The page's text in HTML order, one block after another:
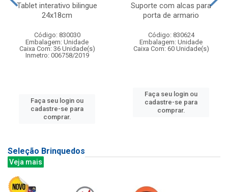
Tablet interativo bilingue
24x18cm
Código: 830030
Embalagem: Unidade
Caixa Com: 36 Unidade(s)
Inmetro: 006758/2019
Faça seu login ou
cadastre-se para
comprar.
Suporte com alcas para
porta de armario
Código: 830624
Embalagem: Unidade
Caixa Com: 60 Unidade(s)
Faça seu login ou
cadastre-se para
comprar.
Seleção Brinquedos
Veja mais